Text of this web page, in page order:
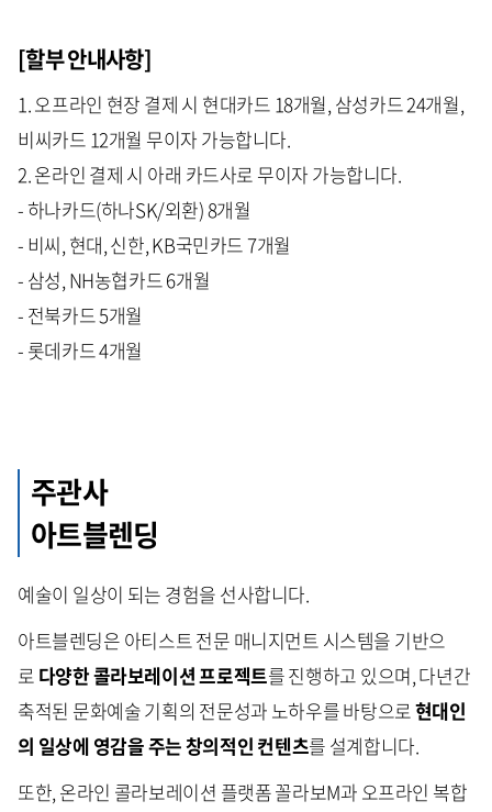
[할부 안내사항]
1. 오프라인 현장 결제 시 현대카드 18개월, 삼성카드 24개월,
비씨카드 12개월 무이자 가능합니다.
2. 온라인 결제 시 아래 카드사로 무이자 가능합니다.
- 하나카드(하나SK/외환) 8개월
- 비씨, 현대, 신한, KB국민카드 7개월
- 삼성, NH농협카드 6개월
- 전북카드 5개월
- 롯데카드 4개월
주관사
아트블렌딩
예술이 일상이 되는 경험을 선사합니다.
아트블렌딩은 아티스트 전문 매니지먼트 시스템을 기반으
로 다양한 콜라보레이션 프로젝트를 진행하고 있으며, 다년간
축적된 문화예술 기획의 전문성과 노하우를 바탕으로현대인
의 일상에 영감을 주는 창의적인 컨텐츠를 설계합니다.
또한, 온라인 콜라보레이션 플랫폼 꼴라보M과 오프라인 복합